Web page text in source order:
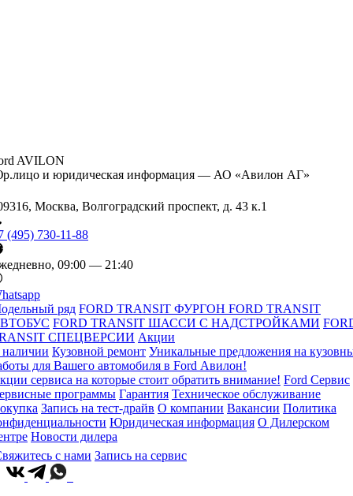
AVILON
и юридическая информация — АО «Авилон АГ»
Москва, Волгоградский проспект, д. 43 к.1
(495) 730-11-88
09:00 — 21:40
ряд FORD TRANSIT ФУРГОН FORD TRANSIT
FORD TRANSIT ШАССИ С НАДСТРОЙКАМИ
СПЕЦВЕРСИИ Акции
Кузовной ремонт Уникальные предложения на
для Вашего автомобиля в Ford Авилон!
сервиса на которые стоит обратить внимание! Ford Сервис
программы Гарантия Техническое обслуживание
Запись на тест-драйв О компании Вакансии Политика
Юридическая информация О Дилерском
Новости дилера
с нами Запись на сервис